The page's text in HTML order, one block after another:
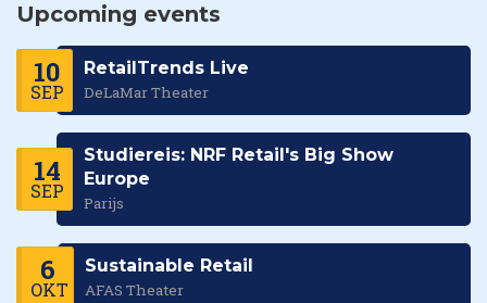
Upcoming events
10
SEP
RetailTrends Live
DeLaMar Theater
14
SEP
Studiereis: NRF Retail's Big Show
Europe
Parijs
6
OKT
Sustainable Retail
AFAS Theater